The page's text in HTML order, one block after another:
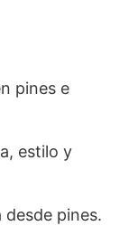
pines e
estilo y
pines.